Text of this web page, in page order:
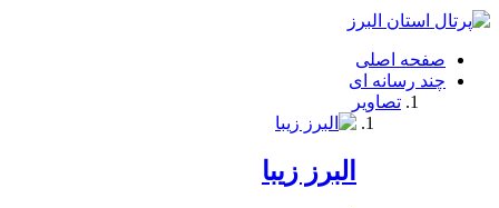
فصد
شرق
تهران
خشکشویی
صفحه اصلی
چند رسانه ای
تصاویر
البرز زیبا